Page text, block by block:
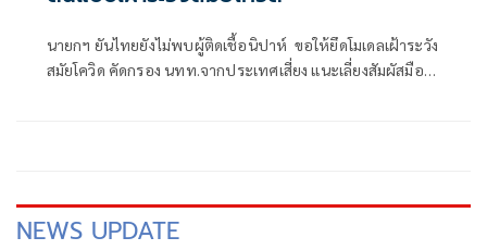
นายกฯ ยันไทยยังไม่พบผู้ติดเชื้อนิปาห์ ขอให้ยึดโมเดลเฝ้าระวัง
สมัยโควิด คัดกรอง นทท.จากประเทศเสี่ยง แนะเลี่ยงสัมผัสมือ
NEWS UPDATE